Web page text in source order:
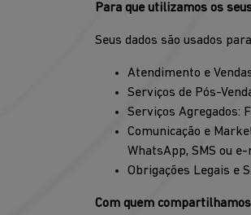
Para que utilizamos os
Seus dados são usados
Atendimento e
Serviços de Pós-
Serviços Agregados:
Comunicação e
WhatsApp, SMS ou
Obrigações Legais e
Com quem